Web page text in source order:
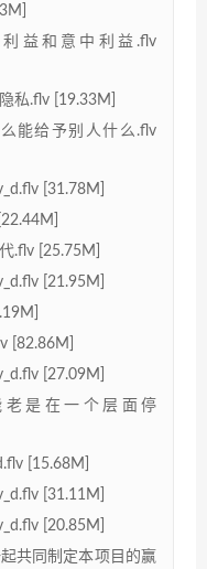
益和意中利益.flv
私.flv [19.33M]
能给予别人什么.flv
[31.78M]
.flv [25.75M]
[21.95M]
[82.86M]
[27.09M]
是在一个层面停
[15.68M]
[31.11M]
[20.85M]
共同制定本项目的赢